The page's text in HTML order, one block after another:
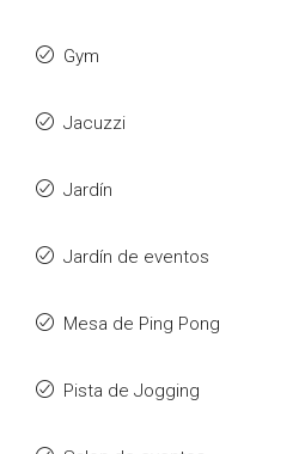
Gym
Jacuzzi
Jardín
Jardín de eventos
Mesa de Ping Pong
Pista de Jogging